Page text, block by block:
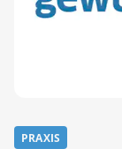
PRAXIS